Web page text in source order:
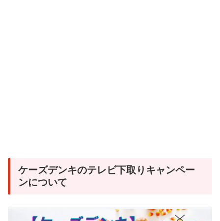
ケーズデンキのテレビ下取りキャンペー
ンについて